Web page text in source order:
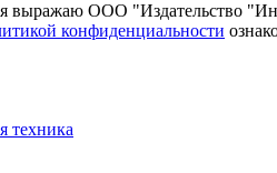
выражаю ООО "Издательство
конфиденциальности
техника